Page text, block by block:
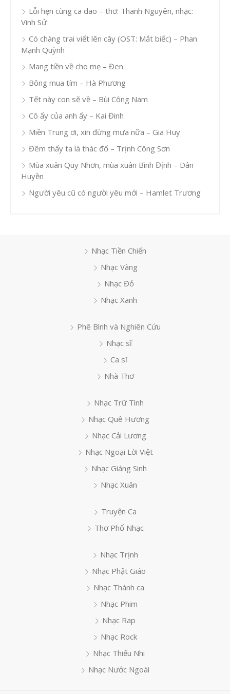
Lỗi hẹn cùng ca dao – thơ: Thanh Nguyên, nhạc:
Vinh Sử
Có chàng trai viết lên cây (OST: Mắt biếc) – Phan
Mạnh Quỳnh
Mang tiền về cho mẹ – Đen
Bông mua tím – Hà Phương
Tết này con sẽ về – Bùi Công Nam
Cô ấy của anh ấy – Kai Đinh
Miền Trung ơi, xin đừng mưa nữa – Gia Huy
Đêm thấy ta là thác đổ – Trịnh Công Sơn
Mùa xuân Quy Nhơn, mùa xuân Bình Định – Dân
Huyền
Người yêu cũ có người yêu mới – Hamlet Trương
Nhạc Tiền Chiến
Nhạc Vàng
Nhạc Đỏ
Nhạc Xanh
Phê Bình và Nghiên Cứu
Nhạc sĩ
Ca sĩ
Nhà Thơ
Nhạc Trữ Tình
Nhạc Quê Hương
Nhạc Cải Lương
Nhạc Ngoại Lời Việt
Nhạc Giáng Sinh
Nhạc Xuân
Truyện Ca
Thơ Phổ Nhạc
Nhạc Trịnh
Nhạc Phật Giáo
Nhạc Thánh ca
Nhạc Phim
Nhạc Rap
Nhạc Rock
Nhạc Thiếu Nhi
Nhạc Nước Ngoài